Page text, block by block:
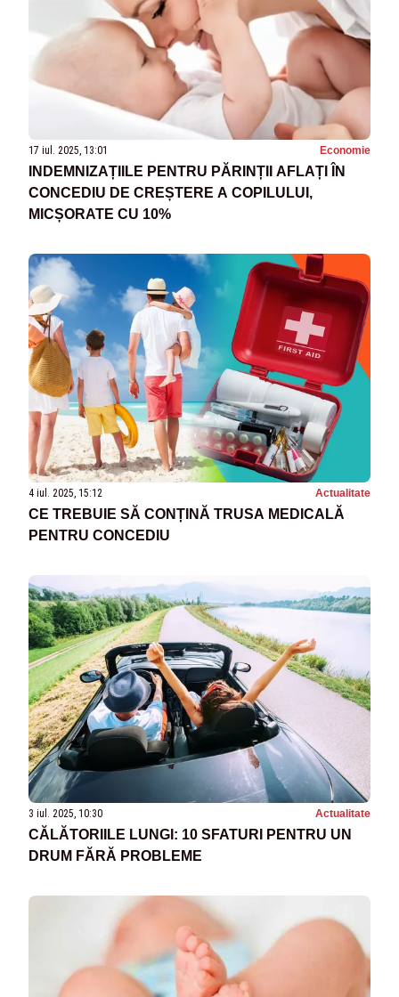
17 iul. 2025, 13:01 Economie
INDEMNIZAȚIILE PENTRU PĂRINȚII AFLAȚI ÎN
CONCEDIU DE CREȘTERE A COPILULUI,
MICȘORATE CU 10%
4 iul. 2025, 15:12 Actualitate
CE TREBUIE SĂ CONȚINĂ TRUSA MEDICALĂ
PENTRU CONCEDIU
3 iul. 2025, 10:30 Actualitate
CĂLĂTORIILE LUNGI: 10 SFATURI PENTRU UN
DRUM FĂRĂ PROBLEME